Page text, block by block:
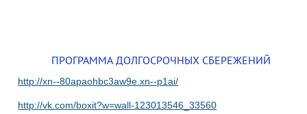
ПРОГРАММА ДОЛГОСРОЧНЫХ СБЕРЕЖЕНИЙ
http://xn--80apaohbc3aw9e.xn--p1ai/
http://vk.com/boxit?w=wall-123013546_33560